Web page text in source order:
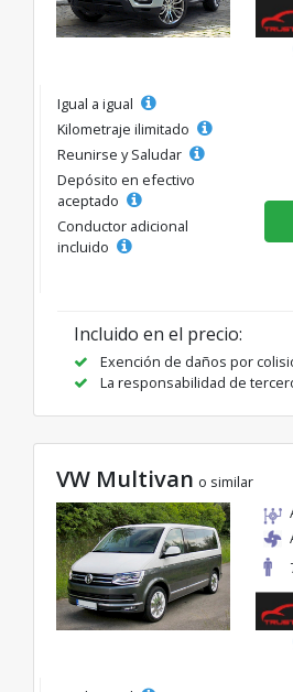
Igual a igual
Kilometraje ilimitado
Reunirse y Saludar
Depósito en efectivo
aceptado
Conductor adicional
incluido
Incluido en el precio:
Exención de daños por
La responsabilidad de
VW Multivan o similar